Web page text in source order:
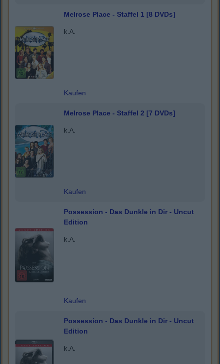
Melrose Place - Staffel 1 [8 DVDs]
k.A.
Kaufen
Melrose Place - Staffel 2 [7 DVDs]
k.A.
Kaufen
Possession - Das Dunkle in Dir - Uncut
Edition
k.A.
Kaufen
Possession - Das Dunkle in Dir - Uncut
Edition
k.A.